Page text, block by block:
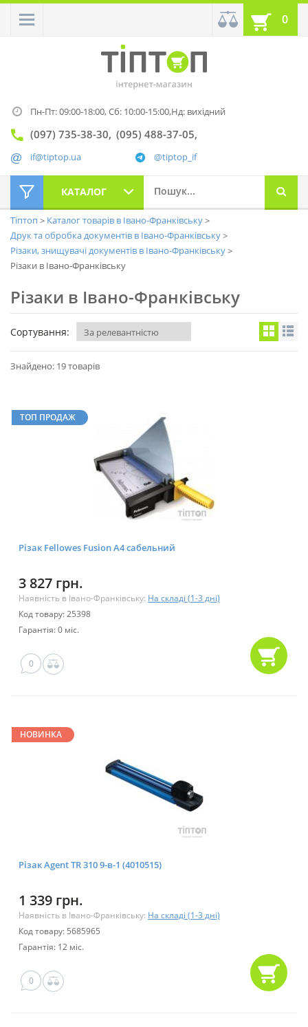
0
Пн-Пт: 09:00-18:00,Сб: 10:00-15:00,Нд: вихідний
(097) 735-38-30 (095) 488-37-05
@tiptop_if
if@tiptop.ua
КАТАЛОГ
Тіптоп
Каталог товарів в Івано-Франківську
Друк та обробка документів в Івано-Франківську
Різаки, знищувачі документів в Івано-Франківську
Різаки в Івано-Франківську
Різаки в Івано-Франківську
Сортування:
Знайдено: 19 товарів
ТОП ПРОДАЖ
Різак Fellowes Fusion A4 сабельний
3 827 грн.
Наявність в Івано-Франківську: На складі (1-3 дні)
Код товару: 25398
Гарантія: 0 міс.
0
НОВИНКА
Різак Agent TR 310 9-в-1 (4010515)
1 339 грн.
Наявність в Івано-Франківську: На складі (1-3 дні)
Код товару: 5685965
Гарантія: 12 міс.
0